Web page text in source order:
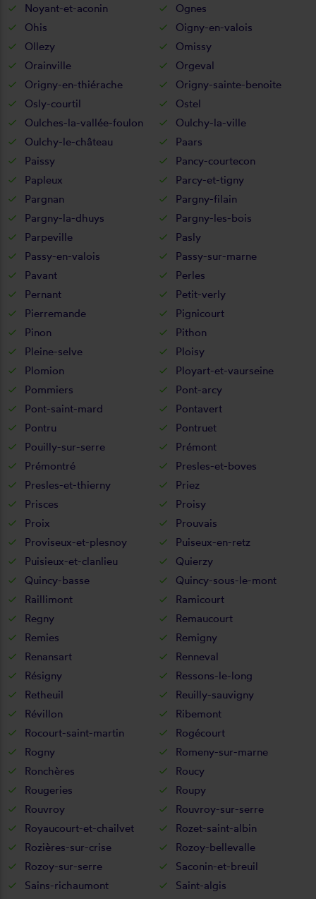
Noyant-et-aconin
Ognes
Ohis
Oigny-en-valois
Ollezy
Omissy
Orainville
Orgeval
Origny-en-thiérache
Origny-sainte-benoite
Osly-courtil
Ostel
Oulches-la-vallée-foulon
Oulchy-la-ville
Oulchy-le-château
Paars
Paissy
Pancy-courtecon
Papleux
Parcy-et-tigny
Pargnan
Pargny-filain
Pargny-la-dhuys
Pargny-les-bois
Parpeville
Pasly
Passy-en-valois
Passy-sur-marne
Pavant
Perles
Pernant
Petit-verly
Pierremande
Pignicourt
Pinon
Pithon
Pleine-selve
Ploisy
Plomion
Ployart-et-vaurseine
Pommiers
Pont-arcy
Pont-saint-mard
Pontavert
Pontru
Pontruet
Pouilly-sur-serre
Prémont
Prémontré
Presles-et-boves
Presles-et-thierny
Priez
Prisces
Proisy
Proix
Prouvais
Proviseux-et-plesnoy
Puiseux-en-retz
Puisieux-et-clanlieu
Quierzy
Quincy-basse
Quincy-sous-le-mont
Raillimont
Ramicourt
Regny
Remaucourt
Remies
Remigny
Renansart
Renneval
Résigny
Ressons-le-long
Retheuil
Reuilly-sauvigny
Révillon
Ribemont
Rocourt-saint-martin
Rogécourt
Rogny
Romeny-sur-marne
Ronchères
Roucy
Rougeries
Roupy
Rouvroy
Rouvroy-sur-serre
Royaucourt-et-chailvet
Rozet-saint-albin
Rozières-sur-crise
Rozoy-bellevalle
Rozoy-sur-serre
Saconin-et-breuil
Sains-richaumont
Saint-algis